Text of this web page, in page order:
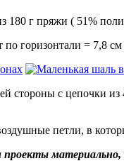
г пряжи ( 51%
по горизонтали = 7,8
стороны с цепочки
петли, в
материально,